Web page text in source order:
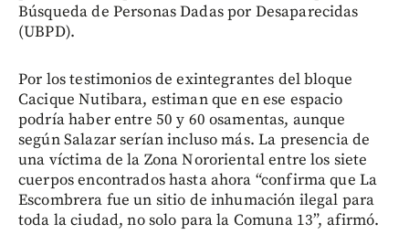
Búsqueda de Personas Dadas por Desaparecidas
(UBPD).
Por los testimonios de exintegrantes del bloque
Cacique Nutibara, estiman que en ese espacio
podría haber entre 50 y 60 osamentas, aunque
según Salazar serían incluso más. La presencia de
una víctima de la Zona Nororiental entre los siete
cuerpos encontrados hasta ahora “confirma que La
Escombrera fue un sitio de inhumación ilegal para
toda la ciudad, no solo para la Comuna 13”, afirmó.